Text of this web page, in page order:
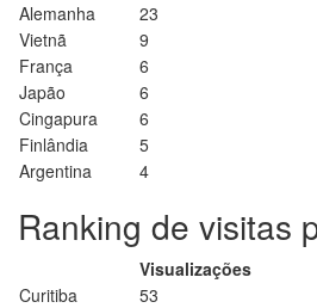
Alemanha
23
Vietnã
9
França
6
Japão
6
Cingapura
6
Finlândia
5
Argentina
4
Ranking de visitas
Visualizações
Curitiba
53